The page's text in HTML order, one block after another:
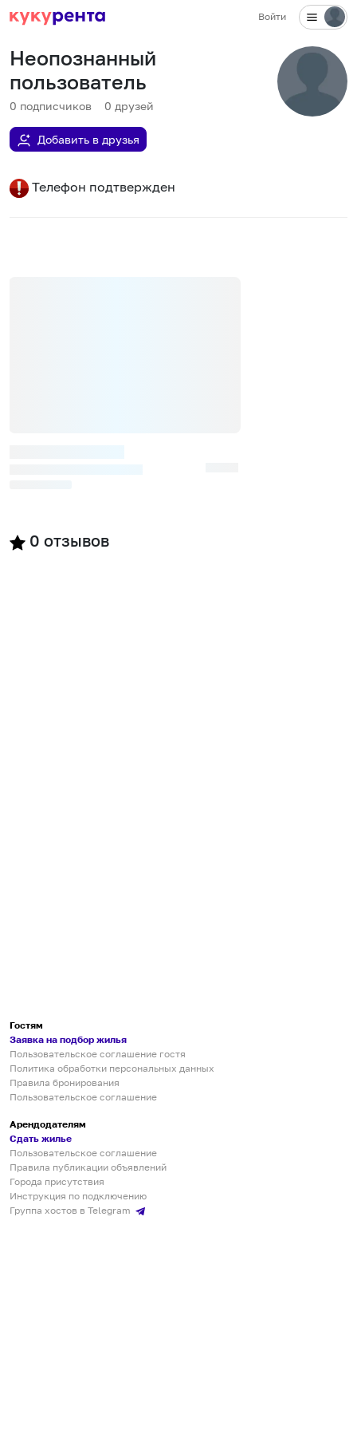
Войти
Неопознанный
пользователь
0 подписчиков 0 друзей
Добавить в друзья
Телефон подтвержден
0 отзывов
Гостям
Заявка на подбор жилья
Пользовательское соглашение гостя
Политика обработки персональных данных
Правила бронирования
Пользовательское соглашение
Арендодателям
Сдать жилье
Пользовательское соглашение
Правила публикации объявлений
Города присутствия
Инструкция по подключению
Группа хостов в Telegram